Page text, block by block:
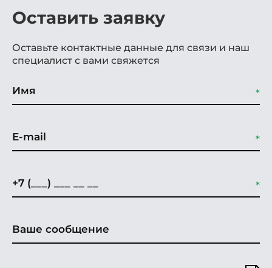
Оставить заявку
Оставьте контактные данные для связи и наш
специалист с вами свяжется